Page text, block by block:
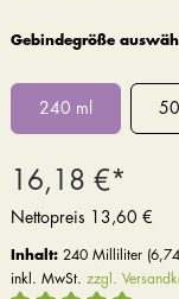
Gebindegröße
240 ml
16,18 €*
Nettopreis 13,60 €
Inhalt: 240 Milliliter
inkl. MwSt. zzgl.